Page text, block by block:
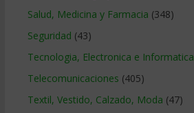
Salud, Medicina y Farmacia (348)
Seguridad (43)
Tecnologia, Electronica e Informatica
Telecomunicaciones (405)
Textil, Vestido, Calzado, Moda (47)